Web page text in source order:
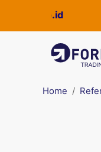
Home